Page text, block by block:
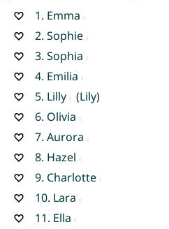
1. Emma
2. Sophie
3. Sophia
4. Emilia
5. Lilly
(Lily)
6. Olivia
7. Aurora
8. Hazel
9. Charlotte
10. Lara
11. Ella